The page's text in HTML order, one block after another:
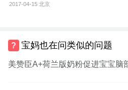
2017-04-15 北京
宝妈也在问类似的问题
美赞臣A+荷兰版奶粉促进宝宝脑